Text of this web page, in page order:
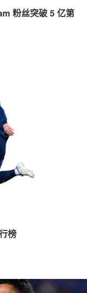
粉丝突破 5 亿第
榜